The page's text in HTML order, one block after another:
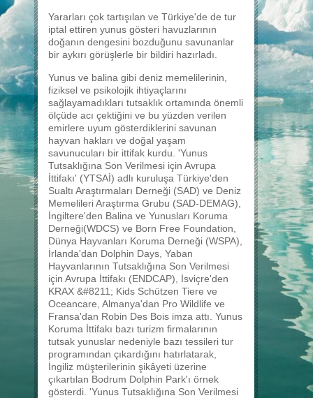
Yararları çok tartışılan ve Türkiye'de de tur
iptal ettiren yunus gösteri havuzlarının
doğanın dengesini bozduğunu savunanlar
bir aykırı görüşlerle bir bildiri hazırladı.
Yunus ve balina gibi deniz memelilerinin,
fiziksel ve psikolojik ihtiyaçlarını
sağlayamadıkları tutsaklık ortamında önemli
ölçüde acı çektiğini ve bu yüzden verilen
emirlere uyum gösterdiklerini savunan
hayvan hakları ve doğal yaşam
savunucuları bir ittifak kurdu. 'Yunus
Tutsaklığına Son Verilmesi için Avrupa
İttifakı' (YTSAİ) adlı kuruluşa Türkiye'den
Sualtı Araştırmaları Derneği (SAD) ve Deniz
Memelileri Araştırma Grubu (SAD-DEMAG),
İngiltere'den Balina ve Yunusları Koruma
Derneği(WDCS) ve Born Free Foundation,
Dünya Hayvanları Koruma Derneği (WSPA),
İrlanda'dan Dolphin Days, Yaban
Hayvanlarının Tutsaklığına Son Verilmesi
için Avrupa İttifakı (ENDCAP), İsviçre'den
KRAX &#8211; Kids Schützen Tiere ve
Oceancare, Almanya'dan Pro Wildlife ve
Fransa'dan Robin Des Bois imza attı. Yunus
Koruma İttifakı bazı turizm firmalarının
tutsak yunuslar nedeniyle bazı tessileri tur
programından çıkardığını hatırlatarak,
İngiliz müşterilerinin şikâyeti üzerine
çıkartılan Bodrum Dolphin Park'ı örnek
gösterdi. 'Yunus Tutsaklığına Son Verilmesi